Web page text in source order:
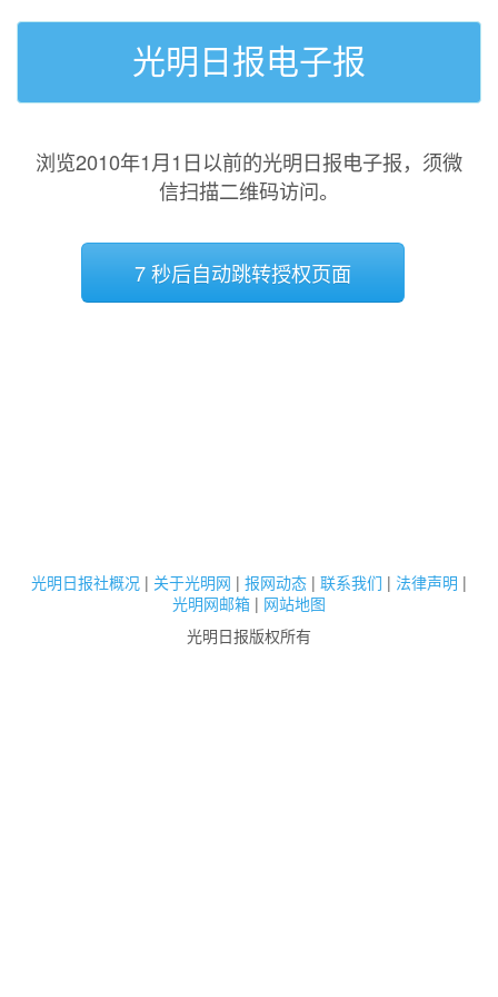
光明日报电子报
浏览2010年1月1日以前的光明日报电子报，须微
信扫描二维码访问。
7 秒后自动跳转授权页面
光明日报社概况 | 关于光明网 | 报网动态 | 联系我们 | 法律声明 |
光明网邮箱 | 网站地图
光明日报版权所有